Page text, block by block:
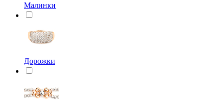
Малинки
Дорожки